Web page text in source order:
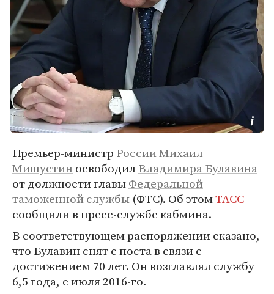
Премьер-министр РоссииМихаил
Мишустин освободилВладимира Булавина
от должности главыФедеральной
таможенной службы (ФТС). Об этомТАСС
сообщили в пресс-службе кабмина.
В соответствующем распоряжении сказано,
что Булавин снят с поста в связи с
достижением 70 лет. Он возглавлял службу
6,5 года, с июля 2016-го.